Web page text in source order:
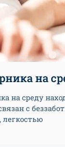
на
на среду
с